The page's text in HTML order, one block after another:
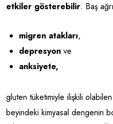
etkiler gösterebilir. Baş
migren atakları,
depresyon ve
anksiyete,
gluten tüketimiyle ilişkili
beyindeki kimyasal dengenin